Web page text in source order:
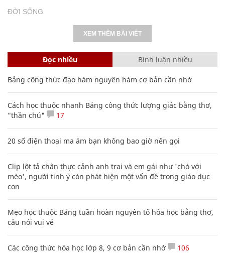
ĐỜI SỐNG
XEM THÊM BÀI VIẾT
Đọc nhiều Bình luận nhiều
Bảng công thức đạo hàm nguyên hàm cơ bản cần nhớ
Cách học thuộc nhanh Bảng công thức lượng giác bằng thơ,
"thần chú"
17
20 số điện thoại ma ám bạn không bao giờ nên gọi
Clip lột tả chân thực cảnh anh trai và em gái như 'chó với
mèo', người tinh ý còn phát hiện một vấn đề trong giáo dục
con
Mẹo học thuộc Bảng tuần hoàn nguyên tố hóa học bằng thơ,
câu nói vui vẻ
Các công thức hóa học lớp 8, 9 cơ bản cần nhớ 106